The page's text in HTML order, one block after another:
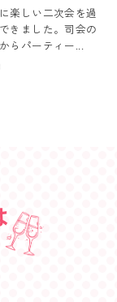
楽しい二次会を過
きました。司会の
らパーティー...